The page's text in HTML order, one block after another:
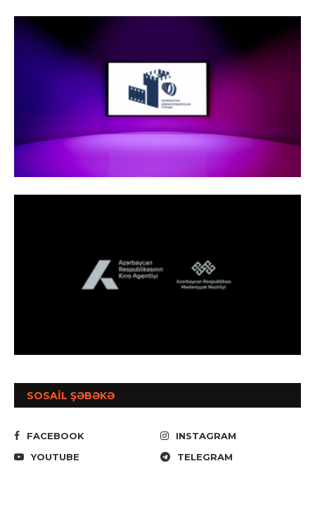
SOSAİL ŞƏBƏKƏ
FACEBOOK
INSTAGRAM
YOUTUBE
TELEGRAM